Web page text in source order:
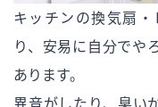
キッチンの換気扇
り、安易に自分でや
あります。
異音がしたり、臭い